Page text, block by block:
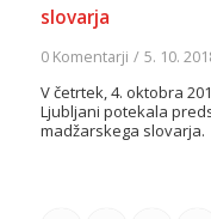
slovarja
0 Komentarji / 5. 10.
V četrtek, 4. oktobra
Ljubljani potekala
madžarskega slovarja.